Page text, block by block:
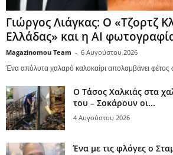
Γιώργος Λιάγκας: Ο «Τζορτζ
Ελλάδας» και η AI
Magazinomou Team - 6 Αυγούστου 2026
Ένα απόλυτα χαλαρό καλοκαίρι απολαμβάνει φέτος
Ο Τάσος Χαλκιάς στα
του – Σοκάρουν οι...
4 Αυγούστου 2026
Ένα με τις φλόγες ο